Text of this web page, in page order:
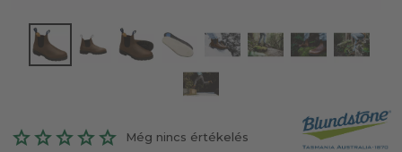
Még nincs értékelés